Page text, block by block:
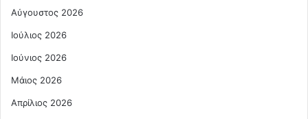
Αύγουστος 2026
Ιούλιος 2026
Ιούνιος 2026
Μάιος 2026
Απρίλιος 2026